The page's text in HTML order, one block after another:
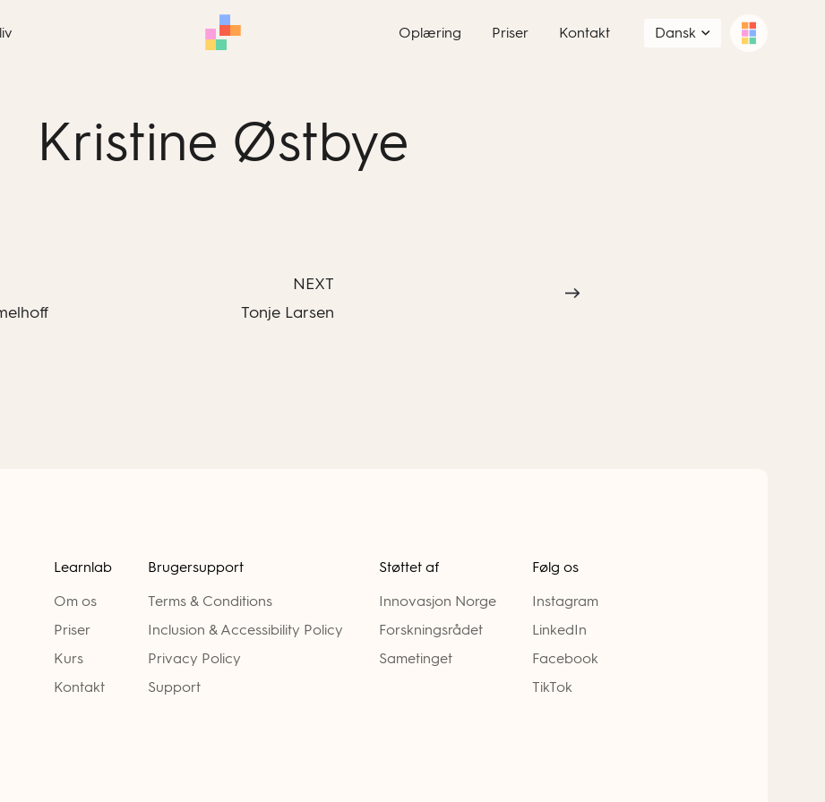
Oplæring Priser Kontakt Dansk
Kristine Østbye
NEXT
Tonje Larsen
Learnlab
Om os
Priser
Kurs
Kontakt
Brugersupport
Terms & Conditions
Inclusion & Accessibility Policy
Privacy Policy
Support
Støttet af
Innovasjon Norge
Forskningsrådet
Sametinget
Følg os
Instagram
LinkedIn
Facebook
TikTok